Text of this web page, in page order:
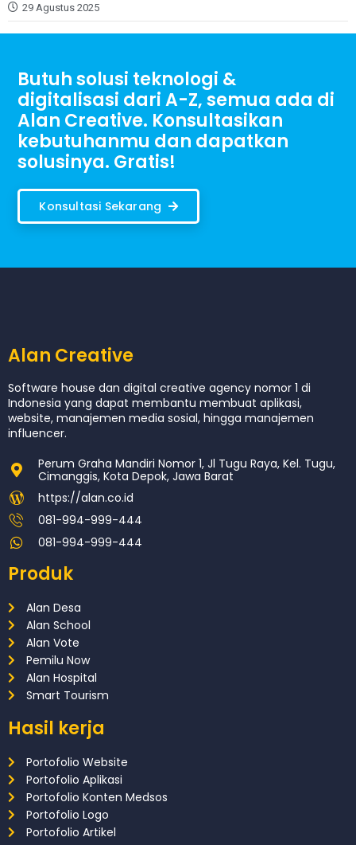
29 Agustus 2025
Butuh solusi teknologi &
digitalisasi dari A-Z, semua ada di
Alan Creative. Konsultasikan
kebutuhanmu dan dapatkan
solusinya. Gratis!
Konsultasi Sekarang
Alan Creative
Software house dan digital creative agency nomor 1 di
Indonesia yang dapat membantu membuat aplikasi,
website, manajemen media sosial, hingga manajemen
influencer.
Perum Graha Mandiri Nomor 1, Jl Tugu Raya, Kel. Tugu,
Cimanggis, Kota Depok, Jawa Barat
https://alan.co.id
081-994-999-444
081-994-999-444
Produk
Alan Desa
Alan School
Alan Vote
Pemilu Now
Alan Hospital
Smart Tourism
Hasil kerja
Portofolio Website
Portofolio Aplikasi
Portofolio Konten Medsos
Portofolio Logo
Portofolio Artikel